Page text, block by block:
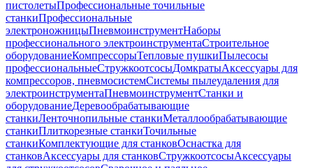
пистолетыПрофессиональные точильные
станкиПрофессиональные
электроножницыПневмоинструментНаборы
профессионального электроинструментаСтроительное
оборудованиеКомпрессорыТепловые пушкиПылесосы
профессиональныеСтружкоотсосыДомкратыАксессуары для
компрессоров, пневмосистемСистемы пылеудаления для
электроинструментаПневмоинструментСтанки и
оборудованиеДеревообрабатывающие
станкиЛенточнопильные станкиМеталлообрабатывающие
станкиПлиткорезные станкиТочильные
станкиКомплектующие для станковОснастка для
станковАксессуары для станковСтружкоотсосыАксессуары